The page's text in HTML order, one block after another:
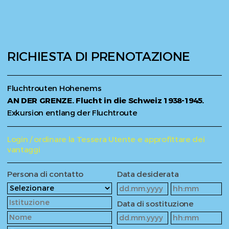
RICHIESTA DI PRENOTAZIONE
Fluchtrouten Hohenems
AN DER GRENZE. Flucht in die Schweiz 1938-1945.
Exkursion entlang der Fluchtroute
Login / ordinare la Tessera Utente e approfittare dei
vantaggi
Persona di contatto Data desiderata
Data di sostituzione